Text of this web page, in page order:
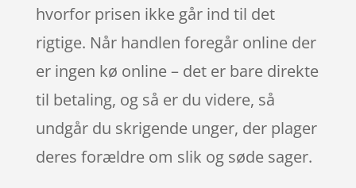
hvorfor prisen ikke går ind til det
rigtige. Når handlen foregår online der
er ingen kø online – det er bare direkte
til betaling, og så er du videre, så
undgår du skrigende unger, der plager
deres forældre om slik og søde sager.